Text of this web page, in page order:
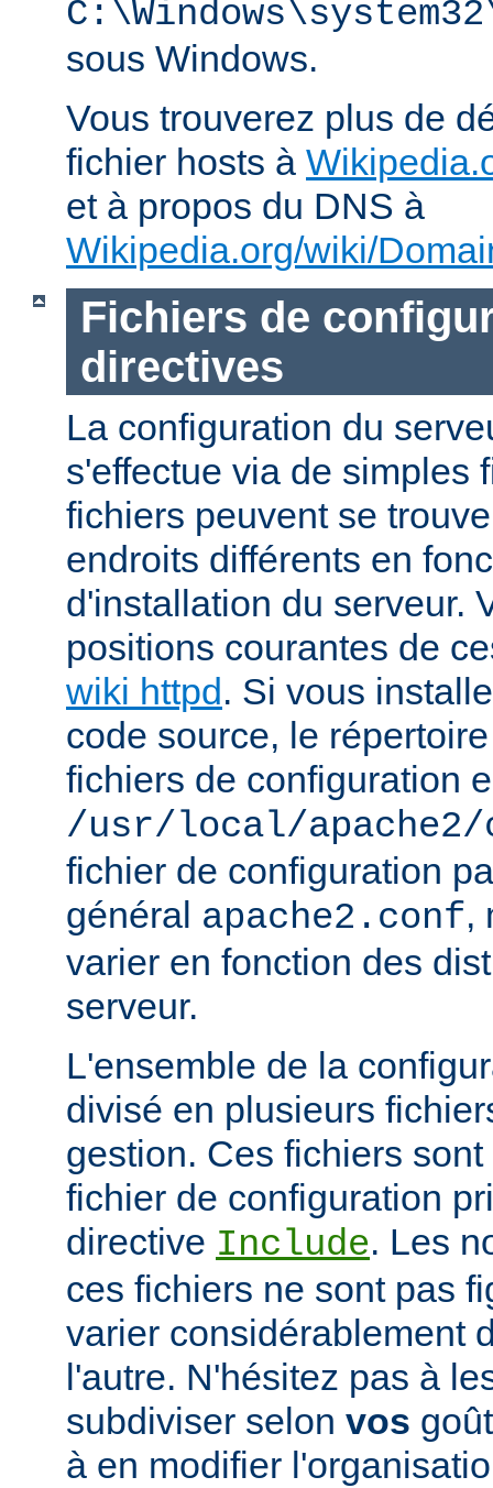
sous Windows.
Vous trouverez plus de
fichier hosts à
et à propos du DNS à
Wikipedia.org/wiki/
Fichiers de
directives
La configuration du
s'effectue via de simples
fichiers peuvent se
endroits différents en
d'installation du serveur.
positions courantes de
wiki httpd . Si vous
code source, le
fichiers de configuration
/usr/local/apache2/
fichier de configuration
général apache2.conf,
varier en fonction des
serveur.
L'ensemble de la
divisé en plusieurs
gestion. Ces fichiers
fichier de configuration
directive Include. Les
ces fichiers ne sont pas
varier considérablement
l'autre. N'hésitez pas à
subdiviser selon vos
à en modifier